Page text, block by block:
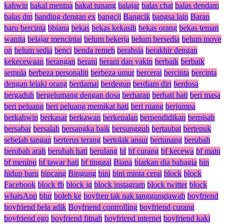
kahwin bakal mentua bakal tunang balajar balas chat balas dendam
balas dm banding dengan ex bangcij Bangcik bangsa lain Baran
baru bercinta bbiana bekas bekas kekasih bekas orang bekas teman
wanita belajar mencintai belum bekerja belum bersedia belum move
on belum sedia benci benda remeh berahsia berakhir dengan
kekecewaan berangan berani berani dan yakin berbaik berbaik
semula berbeza personaliti berbeza umur bercerai bercinta bercinta
dengan lelaki orang berdamai berdegup berdiam diri berdosa
bergaduh bergelumang dengan dosa berharap berhati hati beri masa
beri peluang beri peluang memikat hati beri ruang berjumpa
berkahwin berkasar berkawan berkenalan berpendidikan berpisah
bersabar bersalah bersangka baik bersungguh bertaubat bertepuk
sebelah tangan berterus terang bertolak ansur bertunang berubah
berubah arah berubah hati berulang bf bf curang bf kecewa bf main
bf menipu bf tawar hati bf tinggal Biana biarkan dia bahagia bin
hidup baru bincang Bingung bini bini minta cerai block block
Facebook block fb block ig block instagram block twitter block
whatsApp blur boleh ke boyfren tak nak tanggungjawab boyfriend
boyfriend bela adik Boyfriend controlling boyfriend curang
boyfriend ego boyfriend fitnah boyfriend internet boyfriend kaki